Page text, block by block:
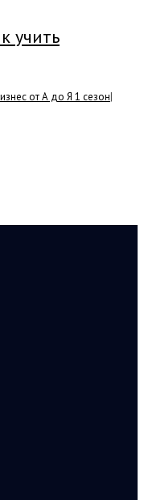
учить
от А до Я 1 сезон|